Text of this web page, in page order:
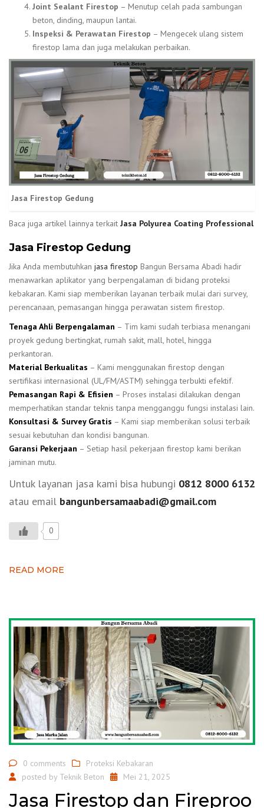
Joint Sealant Firestop – Menutup celah pada sambungan
beton, dinding, maupun lantai.
Inspeksi & Perawatan Firestop – Mengecek ulang sistem
firestop lama dan juga melakukan perbaikan.
Jasa Firestop Gedung
Baca juga artikel lainnya terkait Jasa Polyurea Coating Professional
Jasa Firestop Gedung
Jika Anda membutuhkan jasa firestop Bangun Bersama Abadi hadir
menawarkan aplikator yang berpengalaman di bidang proteksi
kebakaran. Kami siap memberikan layanan terbaik mulai dari survey,
perencanaan, pemasangan hingga perawatan sistem firestop.
Tenaga Ahli Berpengalaman – Tim kami sudah terbiasa menangani
proyek gedung bertingkat, rumah sakit, mall, hotel, hingga
perkantoran.
Material Berkualitas – Kami menggunakan firestop dengan
sertifikasi internasional (UL/FM/ASTM) sehingga terbukti efektif.
Pemasangan Rapi & Efisien – Proses instalasi dilakukan dengan
memperhatikan standar teknis tanpa mengganggu fungsi instalasi lain.
Konsultasi & Survey Gratis – Kami siap memberikan solusi terbaik
sesuai kebutuhan dan kondisi bangunan.
Garansi Pekerjaan – Setiap hasil pekerjaan firestop kami berikan
jaminan mutu.
Untuk layanan jasa kami bisa hubungi 0812 8000 6132
atau email bangunbersamaabadi@gmail.com
0
READ MORE
0 comments
Proteksi Kebakaran
posted by Teknik Beton Mei 21, 2025
Jasa Firestop dan Fireproo